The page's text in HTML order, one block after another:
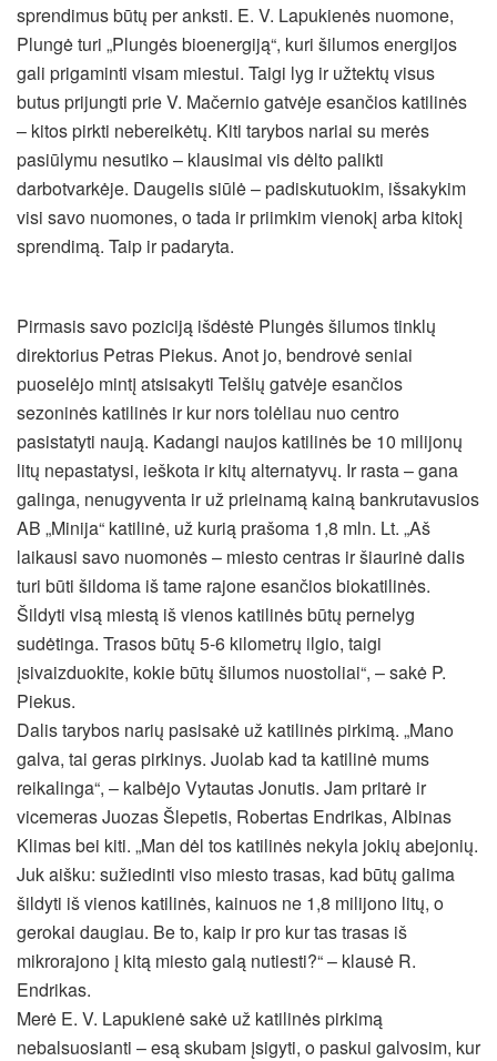
sprendimus būtų per anksti. E. V. Lapukienės nuomone,
Plungė turi „Plungės bioenergiją“, kuri šilumos energijos
gali prigaminti visam miestui. Taigi lyg ir užtektų visus
butus prijungti prie V. Mačernio gatvėje esančios katilinės
– kitos pirkti nebereikėtų. Kiti tarybos nariai su merės
pasiūlymu nesutiko – klausimai vis dėlto palikti
darbotvarkėje. Daugelis siūlė – padiskutuokim, išsakykim
visi savo nuomones, o tada ir priimkim vienokį arba kitokį
sprendimą. Taip ir padaryta.
Pirmasis savo poziciją išdėstė Plungės šilumos tinklų
direktorius Petras Piekus. Anot jo, bendrovė seniai
puoselėjo mintį atsisakyti Telšių gatvėje esančios
sezoninės katilinės ir kur nors tolėliau nuo centro
pasistatyti naują. Kadangi naujos katilinės be 10 milijonų
litų nepastatysi, ieškota ir kitų alternatyvų. Ir rasta – gana
galinga, nenugyventa ir už prieinamą kainą bankrutavusios
AB „Minija“ katilinė, už kurią prašoma 1,8 mln. Lt. „Aš
laikausi savo nuomonės – miesto centras ir šiaurinė dalis
turi būti šildoma iš tame rajone esančios biokatilinės.
Šildyti visą miestą iš vienos katilinės būtų pernelyg
sudėtinga. Trasos būtų 5-6 kilometrų ilgio, taigi
įsivaizduokite, kokie būtų šilumos nuostoliai“, – sakė P.
Piekus.
Dalis tarybos narių pasisakė už katilinės pirkimą. „Mano
galva, tai geras pirkinys. Juolab kad ta katilinė mums
reikalinga“, – kalbėjo Vytautas Jonutis. Jam pritarė ir
vicemeras Juozas Šlepetis, Robertas Endrikas, Albinas
Klimas bei kiti. „Man dėl tos katilinės nekyla jokių abejonių.
Juk aišku: sužiedinti viso miesto trasas, kad būtų galima
šildyti iš vienos katilinės, kainuos ne 1,8 milijono litų, o
gerokai daugiau. Be to, kaip ir pro kur tas trasas iš
mikrorajono į kitą miesto galą nutiesti?“ – klausė R.
Endrikas.
Merė E. V. Lapukienė sakė už katilinės pirkimą
nebalsuosianti – esą skubam įsigyti, o paskui galvosim, kur